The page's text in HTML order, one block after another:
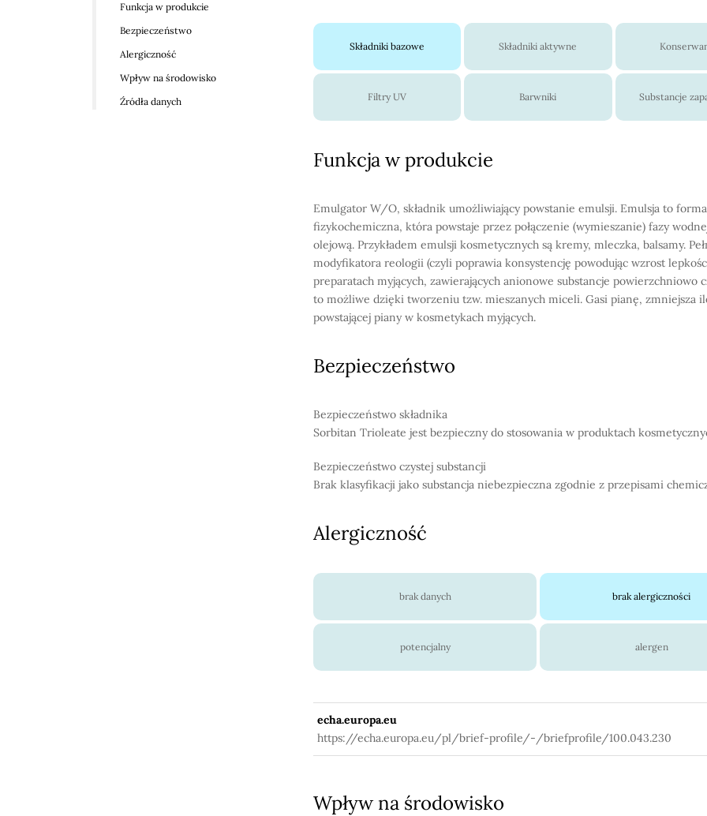
Składniki bazowe Składniki aktywne
Filtry UV Barwniki Substancje
Funkcja w produkcie
Emulgator W/O, składnik umożliwiający powstanie emulsji. Emulsja to forma
fizykochemiczna, która powstaje przez połączenie (wymieszanie) fazy
olejową. Przykładem emulsji kosmetycznych są kremy, mleczka, balsamy.
modyfikatora reologii (czyli poprawia konsystencję powodując wzrost
preparatach myjących, zawierających anionowe substancje powierzchniowo
to możliwe dzięki tworzeniu tzw. mieszanych miceli. Gasi pianę, zmniejsza
powstającej piany w kosmetykach myjących.
Bezpieczeństwo
Bezpieczeństwo składnika
Sorbitan Trioleate jest bezpieczny do stosowania w produktach
Bezpieczeństwo czystej substancji
Brak klasyfikacji jako substancja niebezpieczna zgodnie z przepisami
Alergiczność
brak danych brak alergiczności
potencjalny alergen
echa.europa.eu
https://echa.europa.eu/pl/brief-profile/-/briefprofile/100.043.230
Wpływ na środowisko
Funkcja w produkcie
Bezpieczeństwo
Alergiczność
Wpływ na środowisko
Źródła danych